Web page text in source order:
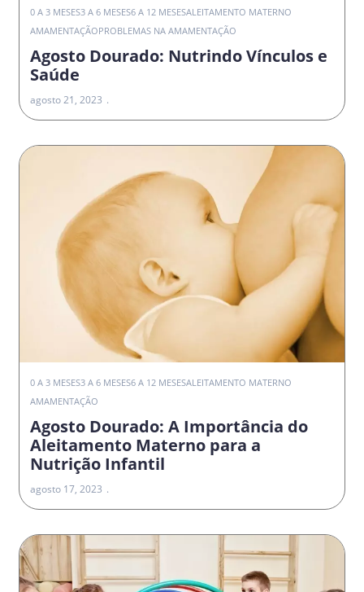
0 A 3 MESES3 A 6 MESES6 A 12 MESESALEITAMENTO MATERNO
AMAMENTAÇÃOPROBLEMAS NA AMAMENTAÇÃO
Agosto Dourado: Nutrindo Vínculos e
Saúde
agosto 21, 2023
0 A 3 MESES3 A 6 MESES6 A 12 MESESALEITAMENTO MATERNO
AMAMENTAÇÃO
Agosto Dourado: A Importância do
Aleitamento Materno para a
Nutrição Infantil
agosto 17, 2023